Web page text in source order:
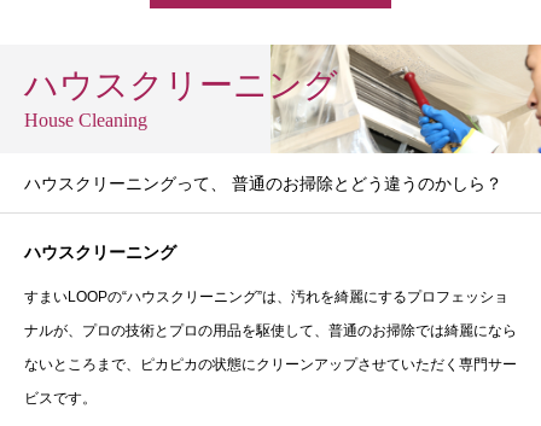
ハウスクリーニング
House Cleaning
ハウスクリーニングって、 普通のお掃除とどう違うのかしら？
ハウスクリーニング
すまいLOOPの“ハウスクリーニング”は、汚れを綺麗にするプロフェッショ
ナルが、プロの技術とプロの用品を駆使して、普通のお掃除では綺麗になら
ないところまで、ピカピカの状態にクリーンアップさせていただく専門サー
ビスです。